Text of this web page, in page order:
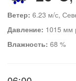
Ветер: 6.23 м/с,
Давление: 1015 мм
Влажность: 68 %